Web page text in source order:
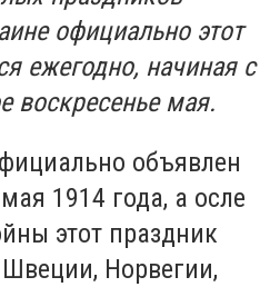
официально этот
ежегодно, начиная с
воскресенье мая.
объявлен
1914 года, а осле
этот праздник
Норвегии,